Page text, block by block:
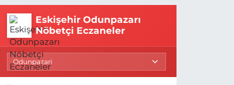
Eskişehir Odunpazarı
Nöbetçi Eczaneler